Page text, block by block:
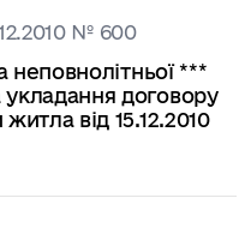
№ 600
неповнолітньої ***
договору
від 15.12.2010